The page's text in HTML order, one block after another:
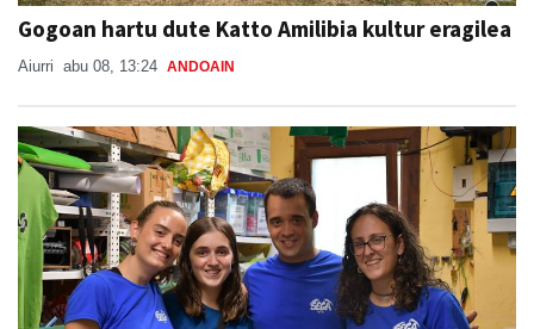
Gogoan hartu dute Katto Amilibia kultur eragilea
Aiurri abu 08, 13:24 ANDOAIN